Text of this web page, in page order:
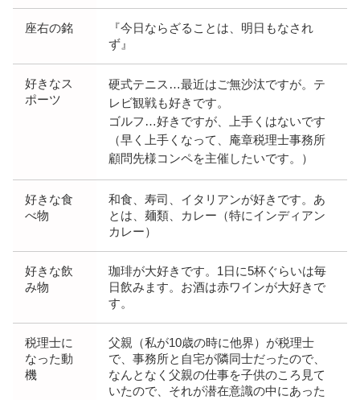
座右の銘
『今日ならざることは、明日もなされ
ず』
好きなス
ポーツ
硬式テニス…最近はご無沙汰ですが。テ
レビ観戦も好きです。
ゴルフ…好きですが、上手くはないです
（早く上手くなって、庵章税理士事務所
顧問先様コンペを主催したいです。）
好きな食
べ物
和食、寿司、イタリアンが好きです。あ
とは、麺類、カレー（特にインディアン
カレー）
好きな飲
み物
珈琲が大好きです。1日に5杯ぐらいは毎
日飲みます。お酒は赤ワインが大好きで
す。
税理士に
なった動
機
父親（私が10歳の時に他界）が税理士
で、事務所と自宅が隣同士だったので、
なんとなく父親の仕事を子供のころ見て
いたので、それが潜在意識の中にあった